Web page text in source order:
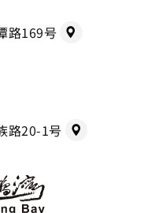
路169号
路20-1号